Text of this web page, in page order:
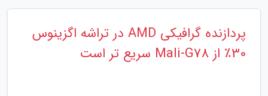
پردازنده گرافیکی AMD در تراشه اگزینوس
30٪ از Mali-G78 سریع تر است